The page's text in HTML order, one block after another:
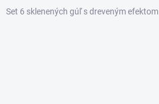
Set 6 sklenených gúľ s dreveným efektom